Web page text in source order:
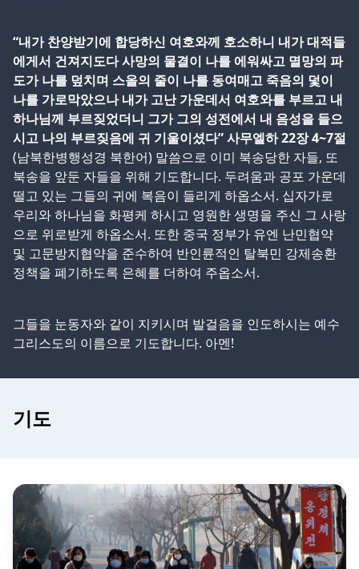
“내가 찬양받기에 합당하신 여호와께 호소하니 내가 대적들
에게서 건져지도다 사망의 물결이 나를 에워싸고 멸망의 파
도가 나를 덮치며 스올의 줄이 나를 동여매고 죽음의 덫이
나를 가로막았으나 내가 고난 가운데서 여호와를 부르고 내
하나님께 부르짖었더니 그가 그의 성전에서 내 음성을 들으
시고 나의 부르짖음에 귀 기울이셨다” 사무엘하 22장 4~7절
(남북한병행성경 북한어) 말씀으로 이미 북송당한 자들, 또
북송을 앞둔 자들을 위해 기도합니다. 두려움과 공포 가운데
떨고 있는 그들의 귀에 복음이 들리게 하옵소서. 십자가로
우리와 하나님을 화평케 하시고 영원한 생명을 주신 그 사랑
으로 위로받게 하옵소서. 또한 중국 정부가 유엔 난민협약
및 고문방지협약을 준수하여 반인륜적인 탈북민 강제송환
정책을 폐기하도록 은혜를 더하여 주옵소서.
그들을 눈동자와 같이 지키시며 발걸음을 인도하시는 예수
그리스도의 이름으로 기도합니다. 아멘!
기도